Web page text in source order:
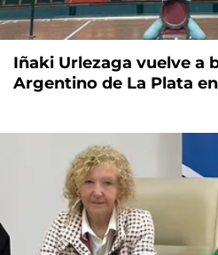
Iñaki Urlezaga vuelve a
Argentino de La Plata